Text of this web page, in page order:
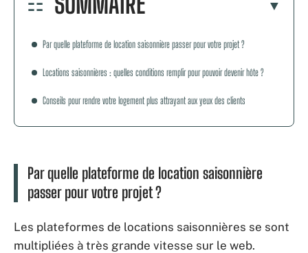
Par quelle plateforme de location saisonnière passer pour votre projet ?
Locations saisonnières : quelles conditions remplir pour pouvoir devenir hôte ?
Conseils pour rendre votre logement plus attrayant aux yeux des clients
Par quelle plateforme de location saisonnière
passer pour votre projet ?
Les plateformes de locations saisonnières se sont
multipliées à très grande vitesse sur le web.